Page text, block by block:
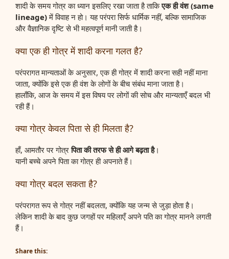
शादी के समय गोत्र का ध्यान इसलिए रखा जाता है ताकिएक ही वंश (same
lineage)में विवाह न हो। यह परंपरा सिर्फ धार्मिक नहीं, बल्कि सामाजिक
और वैज्ञानिक दृष्टि से भी महत्वपूर्ण मानी जाती है।
क्या एक ही गोत्र में शादी करना गलत है?
परंपरागत मान्यताओं के अनुसार, एक ही गोत्र में शादी करना सही नहीं माना
जाता, क्योंकि इसे एक ही वंश के लोगों के बीच संबंध माना जाता है।
हालाँकि, आज के समय में इस विषय पर लोगों की सोच और मान्यताएँ बदल भी
रही हैं।
क्या गोत्र केवल पिता से ही मिलता है?
हाँ, आमतौर पर गोत्रपिता की तरफ से ही आगे बढ़ता है।
यानी बच्चे अपने पिता का गोत्र ही अपनाते हैं।
क्या गोत्र बदल सकता है?
परंपरागत रूप से गोत्र नहीं बदलता, क्योंकि यह जन्म से जुड़ा होता है।
लेकिन शादी के बाद कुछ जगहों पर महिलाएँ अपने पति का गोत्र मानने लगती
हैं।
Share this: